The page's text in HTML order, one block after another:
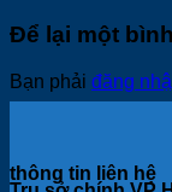
Để lại một
Bạn phải đăng
thông tin liên hệ